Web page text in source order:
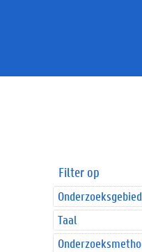
Filter op
Onderzoeksgebied
Taal